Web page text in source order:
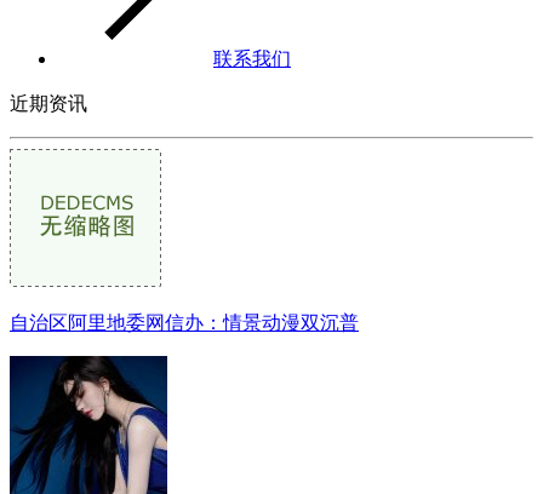
联系我们
近期资讯
自治区阿里地委网信办：情景动漫双沉普